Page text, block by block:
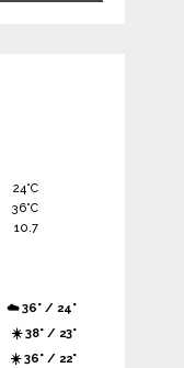
24°C
36°C
10.7
☁️ 36° / 24°
☀️ 38° / 23°
☀️ 36° / 22°